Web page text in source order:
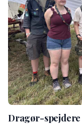
Dragør-spejdere